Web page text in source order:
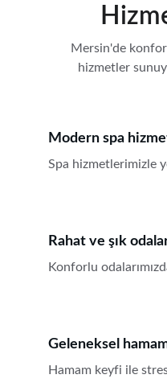
Mersin'de
hizmetler
Rahat ve şık
Konforlu
Geleneksel
Hamam keyfi ile
Modern spa
Spa hizmetlerimizle